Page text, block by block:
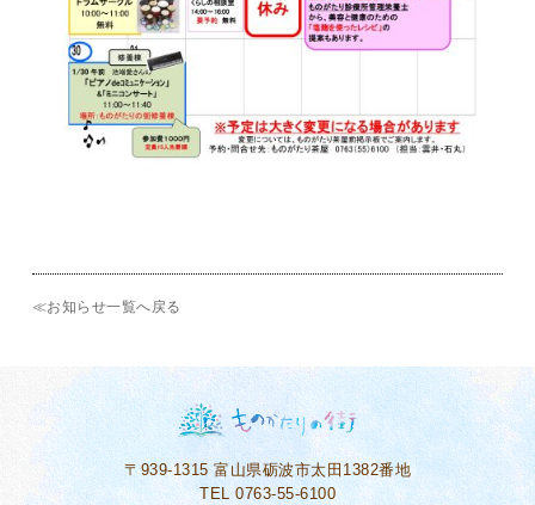
≪お知らせ一覧へ戻る
〒939-1315富山県砺波市太田1382番地
TEL 0763-55-6100